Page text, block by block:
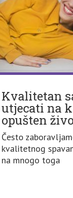
Kvalitetan
utjecati na
opušten
Često
kvalitetnog
na mnogo toga